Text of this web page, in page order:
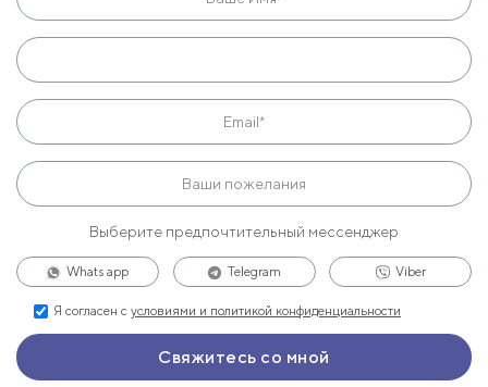
Выберите предпочтительный мессенджер
Whats app Telegram Viber
Я согласен с условиями и политикой конфиденциальности